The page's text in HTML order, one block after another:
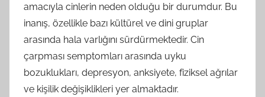
amacıyla cinlerin neden olduğu bir durumdur. Bu
inanış, özellikle bazı kültürel ve dini gruplar
arasında hala varlığını sürdürmektedir. Cin
çarpması semptomları arasında uyku
bozuklukları, depresyon, anksiyete, fiziksel ağrılar
ve kişilik değişiklikleri yer almaktadır.